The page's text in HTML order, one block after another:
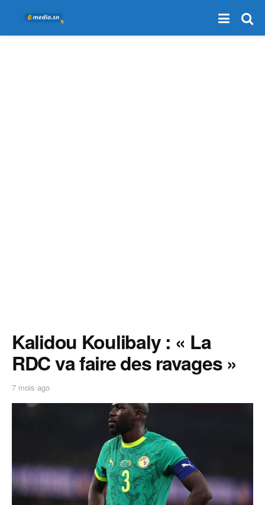
Kalidou Koulibaly : « La
RDC va faire des ravages »
7 mois ago